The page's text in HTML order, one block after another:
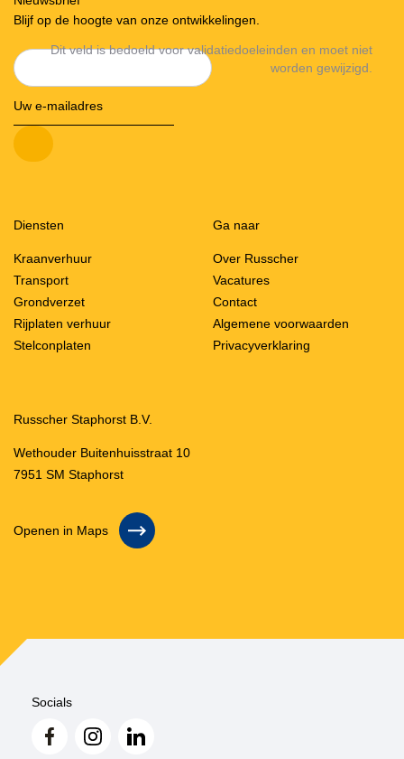
Blijf op de hoogte van onze ontwikkelingen.
Dit veld is bedoeld voor validatiedoeleinden en moet niet
worden gewijzigd.
Diensten
Kraanverhuur
Transport
Grondverzet
Rijplaten verhuur
Stelconplaten
Ga naar
Over Russcher
Vacatures
Contact
Algemene voorwaarden
Privacyverklaring
Russcher Staphorst B.V.
Wethouder Buitenhuisstraat 10
7951 SM Staphorst
Openen in Maps
Socials